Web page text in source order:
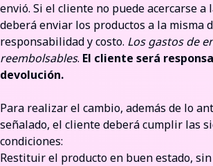
envió. Si el cliente no puede acercarse a
deberá enviar los productos a la misma
responsabilidad y costo. Los gastos de
reembolsables. El cliente será
devolución.
Para realizar el cambio, además de lo
señalado, el cliente deberá cumplir las
condiciones:
Restituir el producto en buen estado,